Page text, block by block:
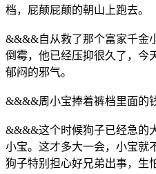
档，屁颠屁颠的朝山上跑去。
&&&&自从救了那个富家千金
倒霉，他已经压抑很久了，今
郁闷的邪气。
&&&&周小宝捧着裤档里面的
&&&&这个时候狗子已经急的
小宝。这才多大一会，小宝就
狗子特别担心好兄弟出事，生